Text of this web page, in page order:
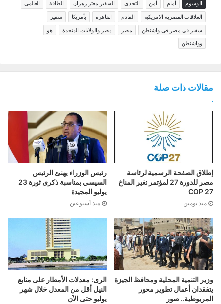
الوسوم أمام أمن التحدى السفير معتز زهران الطاقة
العالمى
العلاقات المصرية الامريكية
القادم القاهرة بأمريكا
سفير
سفير فى مصر فى واشنطن
مصر مصر والولايات المتحدة
هو
وواشنطن
مقالات ذات صلة
إطلاق الصفحة الرسمية لرئاسة
مصر للدورة 27 لمؤتمر تغير المناخ
COP 27
منذ يومين
رئيس الوزراء يهنئ الرئيس
السيسي بمناسبة ذكرى ثورة 23
يوليو المجيدة
منذ أسبوعين
وزير التنمية المحلية ومحافظ الجيزة
يتفقدان أعمال تطوير محور
المريوطية.. صور
الرى: معدلات الأمطار على منابع
النيل أقل من المعدل خلال شهر
يوليو حتى الآن